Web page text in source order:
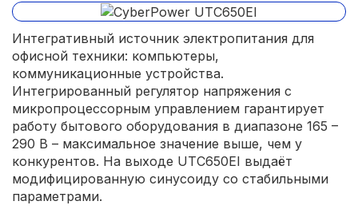
Интегративный источник электропитания для
офисной техники: компьютеры,
коммуникационные устройства.
Интегрированный регулятор напряжения с
микропроцессорным управлением гарантирует
работу бытового оборудования в диапазоне 165 –
290 В – максимальное значение выше, чем у
конкурентов. На выходе UTC650EI выдаёт
модифицированную синусоиду со стабильными
параметрами.